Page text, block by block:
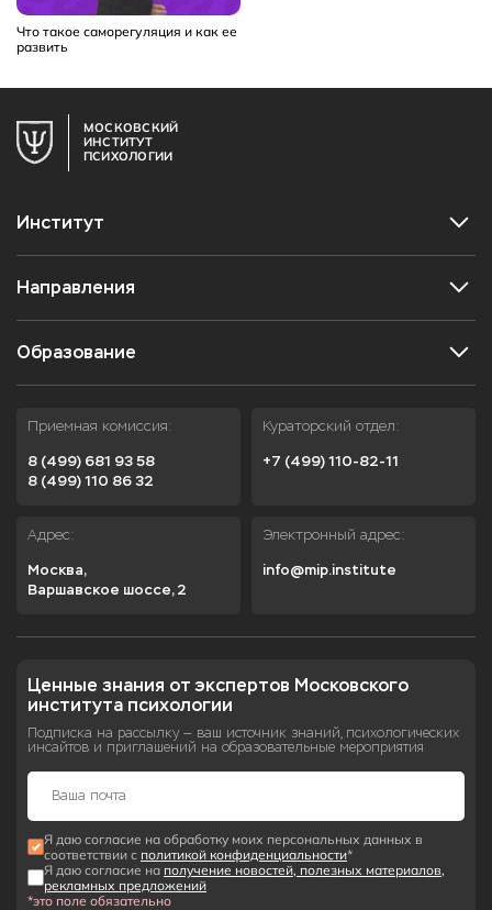
Что такое саморегуляция и как ее
развить
МОСКОВСКИЙ
ИНСТИТУТ
ПСИХОЛОГИИ
Институт
Направления
Образование
Приемная комиссия:
8 (499) 681 93 58
8 (499) 110 86 32
Кураторский отдел:
+7 (499) 110-82-11
Адрес:
Москва,
Варшавское шоссе, 2
Электронный адрес:
info@mip.institute
Ценные знания от экспертов Московского
института психологии
Подписка на рассылку — ваш источник знаний, психологических
инсайтов и приглашений на образовательные мероприятия
Я даю согласие на обработку моих персональных данных в
соответствии с политикой конфиденциальности*
Я даю согласие на получение новостей, полезных материалов,
рекламных предложений
*это поле обязательно